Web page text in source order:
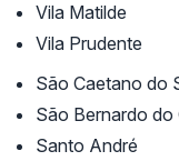
Vila Matilde
Vila Prudente
São Caetano do
São Bernardo do
Santo André